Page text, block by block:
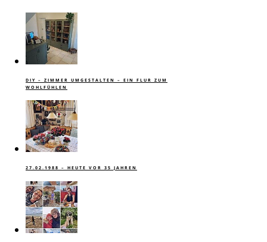
DIY – ZIMMER UMGESTALTEN – EIN FLUR ZUM
WOHLFÜHLEN
27.02.1988 – HEUTE VOR 35 JAHREN